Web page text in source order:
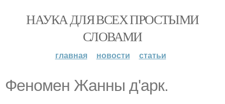
НАУКА ДЛЯ ВСЕХ ПРОСТЫМИ
СЛОВАМИ
главная новости статьи
Феномен Жанны д'арк.